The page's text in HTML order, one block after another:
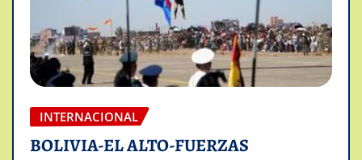
INTERNACIONAL
BOLIVIA-EL ALTO-FUERZAS